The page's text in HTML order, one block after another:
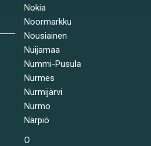
Nokia
Noormarkku
Nousiainen
Nuijamaa
Nummi-Pusula
Nurmes
Nurmijärvi
Nurmo
Närpiö
O